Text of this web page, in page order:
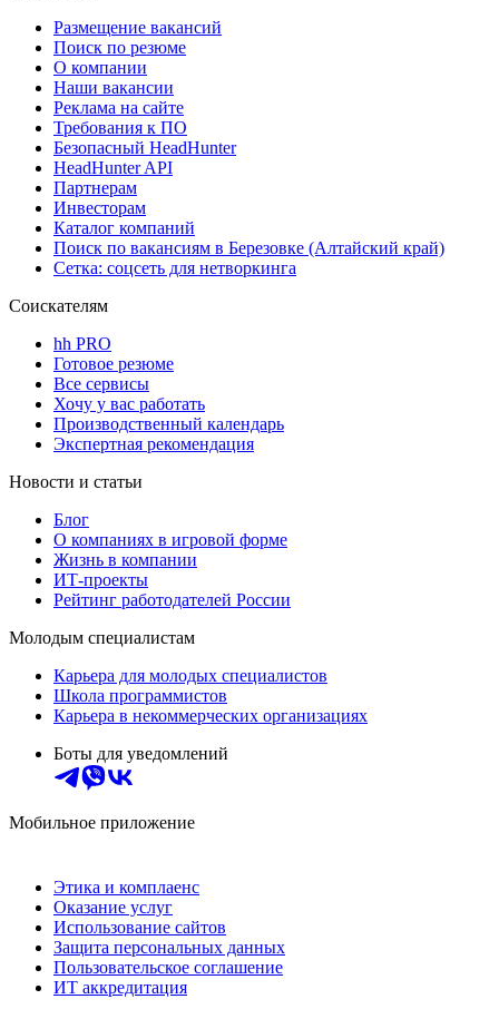
Размещение вакансий
Поиск по резюме
О компании
Наши вакансии
Реклама на сайте
Требования к ПО
Безопасный HeadHunter
HeadHunter API
Партнерам
Инвесторам
Каталог компаний
Поиск по вакансиям в Березовке (Алтайский край)
Сетка: соцсеть для нетворкинга
Соискателям
hh PRO
Готовое резюме
Все сервисы
Хочу у вас работать
Производственный календарь
Экспертная рекомендация
Новости и статьи
Блог
О компаниях в игровой форме
Жизнь в компании
ИТ-проекты
Рейтинг работодателей России
Молодым специалистам
Карьера для молодых специалистов
Школа программистов
Карьера в некоммерческих организациях
Боты для уведомлений
Мобильное приложение
Этика и комплаенс
Оказание услуг
Использование сайтов
Защита персональных данных
Пользовательское соглашение
ИТ аккредитация